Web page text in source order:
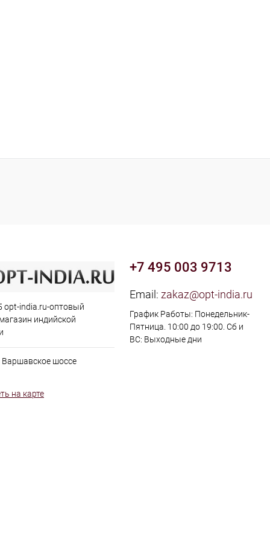
opt-india.ru-оптовый
индийской
Варшавское шоссе
на карте
+7 495 003 9713
Email: zakaz@opt-india.ru
График Работы: Понедельник-
Пятница. 10:00 до 19:00. Сб и
ВС: Выходные дни